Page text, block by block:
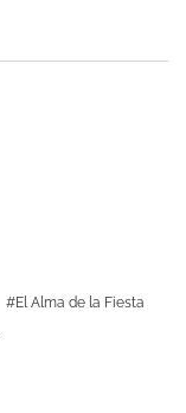
El Alma de la Fiesta